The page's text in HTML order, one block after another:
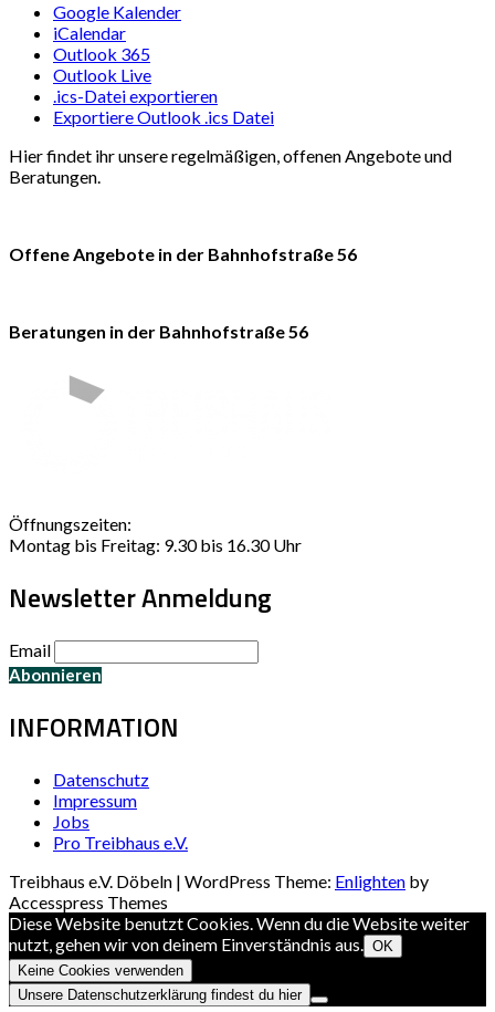
Google Kalender
iCalendar
Outlook 365
Outlook Live
.ics-Datei exportieren
Exportiere Outlook .ics Datei
Hier findet ihr unsere regelmäßigen, offenen Angebote und
Beratungen.
Offene Angebote in der Bahnhofstraße 56
Beratungen in der Bahnhofstraße 56
Öffnungszeiten:
Montag bis Freitag: 9.30 bis 16.30 Uhr
Newsletter Anmeldung
Email
INFORMATION
Datenschutz
Impressum
Jobs
Pro Treibhaus e.V.
Treibhaus e.V. Döbeln | WordPress Theme: Enlighten by
Accesspress Themes
Diese Website benutzt Cookies. Wenn du die Website weiter
nutzt, gehen wir von deinem Einverständnis aus. OK
Keine Cookies verwenden
Unsere Datenschutzerklärung findest du hier